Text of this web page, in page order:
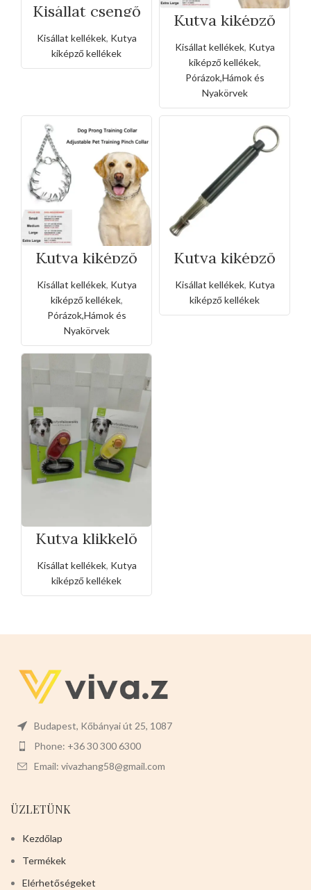
Kisállat csengő
Kisállat kellékek, Kutya
kiképző kellékek
Kutya kiképző
lánc nyakörv-
3,5
Kisállat kellékek, Kutya
kiképző kellékek,
Pórázok,Hámok és
Nyakörvek
Kutya kiképző
lánc nyakörv-
4,0
Kisállat kellékek, Kutya
kiképző kellékek,
Pórázok,Hámok és
Nyakörvek
Kutya kiképző
síp
Kisállat kellékek, Kutya
kiképző kellékek
Kutya klikkelő
kiképzésre
Kisállat kellékek, Kutya
kiképző kellékek
Budapest, Kőbányai út 25, 1087
Phone: +36 30 300 6300
Email: vivazhang58@gmail.com
ÜZLETÜNK
Kezdőlap
Termékek
Elérhetőségeket